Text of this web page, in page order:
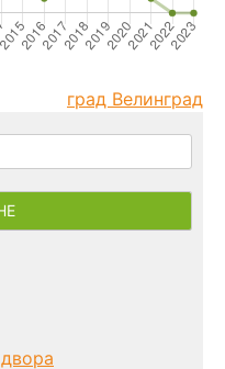
град Велинград